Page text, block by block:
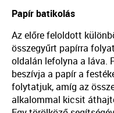
Papír batikolás
Az előre feloldott
összegyűrt papírra
oldalán lefolyna a láva.
beszívja a papír a
folytatjuk, amíg az
alkalommal kicsit